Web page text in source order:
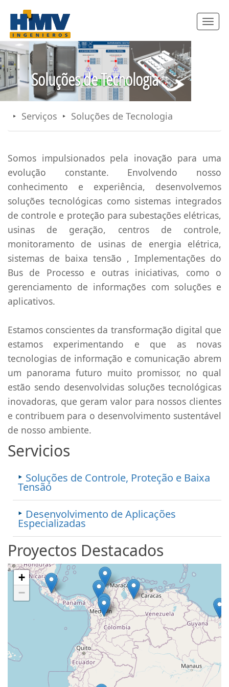
Toggle
Soluções de Tecnologia
Serviços Soluções de Tecnologia
Somos impulsionados pela inovação para uma
evolução constante. Envolvendo nosso
conhecimento e experiência, desenvolvemos
soluções tecnológicas como sistemas integrados
de controle e proteção para subestações elétricas,
usinas de geração, centros de controle,
monitoramento de usinas de energia elétrica,
sistemas de baixa tensão , Implementações do
Bus de Processo e outras iniciativas, como o
gerenciamento de informações com soluções e
aplicativos.
Estamos conscientes da transformação digital que
estamos experimentando e que as novas
tecnologias de informação e comunicação abrem
um panorama futuro muito promissor, no qual
estão sendo desenvolvidas soluções tecnológicas
inovadoras, que geram valor para nossos clientes
e contribuem para o desenvolvimento sustentável
de nosso ambiente.
Servicios
Soluções de Controle, Proteção e Baixa
Tensão
Desenvolvimento de Aplicações
Especializadas
Proyectos Destacados
+
−